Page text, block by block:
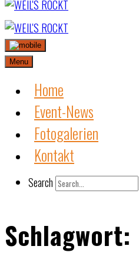
Skip
to
content
Menu
Home
Event-News
Fotogalerien
Kontakt
Search
Schlagwort: